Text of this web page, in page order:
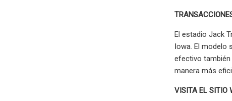
El estadio Jack
Iowa. El modelo
efectivo también
manera más
VISITA EL SITIO